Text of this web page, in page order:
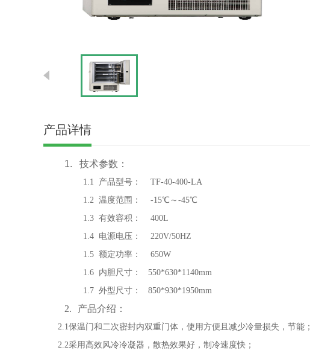
产品详情
1. 技术参数：
1.1
产品型号： TF-40-400-LA
1.2 温度范围： -15℃～-45℃
1.3 有效容积： 400L
1.4 电源电压： 220V/50HZ
1.5 额定功率： 650W
1.6 内胆尺寸： 550*630*1140mm
1.7 外型尺寸： 850*930*1950mm
2. 产品介绍：
2.1保温门和二次密封内双重门体，使用方便且减少冷量损失，节能；
2.2采用高效风冷冷凝器，散热效果好，制冷速度快；